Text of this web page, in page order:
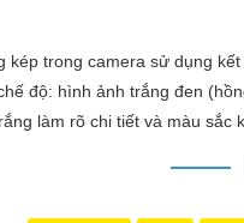
Camera Hikvision mang
lượng vượt trội, Camera
kép trong camera sử dụng
độ: hình ảnh trắng đen
làm rõ chi tiết và màu sắc